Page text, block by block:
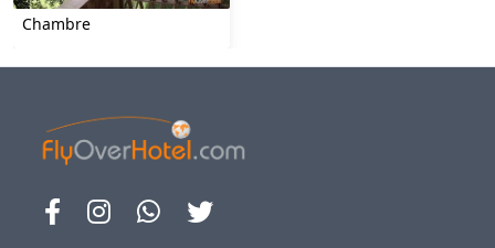
Chambre